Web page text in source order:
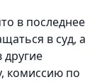
в последнее
в суд, а
другие
комиссию по